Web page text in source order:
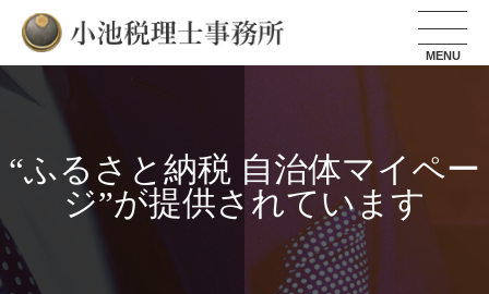
小池税理士事務所
“ふるさと納税 自治体マイペー
ジ”が提供されています